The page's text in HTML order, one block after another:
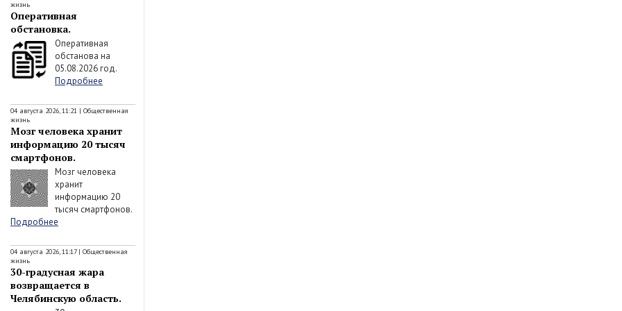
жизнь
Оперативная
обстановка.
Оперативная
обстанова на
05.08.2026 год.
Подробнее
04 августа 2026, 11:21 | Общественная
жизнь
Мозг человека хранит
информацию 20 тысяч
смартфонов.
Мозг человека
хранит
информацию 20
тысяч смартфонов.
Подробнее
04 августа 2026, 11:17| Общественная
жизнь
30-градусная жара
возвращается в
Челябинскую область.